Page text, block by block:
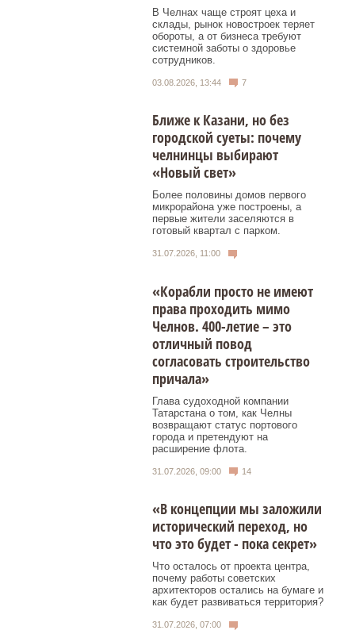
В Челнах чаще строят цеха и
склады, рынок новостроек теряет
обороты, а от бизнеса требуют
системной заботы о здоровье
сотрудников.
03.08.2026, 13:44 7
Ближе к Казани, но без
городской суеты: почему
челнинцы выбирают
«Новый свет»
Более половины домов первого
микрорайона уже построены, а
первые жители заселяются в
готовый квартал с парком.
31.07.2026, 11:00
«Корабли просто не имеют
права проходить мимо
Челнов. 400-летие – это
отличный повод
согласовать строительство
причала»
Глава судоходной компании
Татарстана о том, как Челны
возвращают статус портового
города и претендуют на
расширение флота.
31.07.2026, 09:00 14
«В концепции мы заложили
исторический переход, но
что это будет - пока секрет»
Что осталось от проекта центра,
почему работы советских
архитекторов остались на бумаге и
как будет развиваться территория?
31.07.2026, 07:00